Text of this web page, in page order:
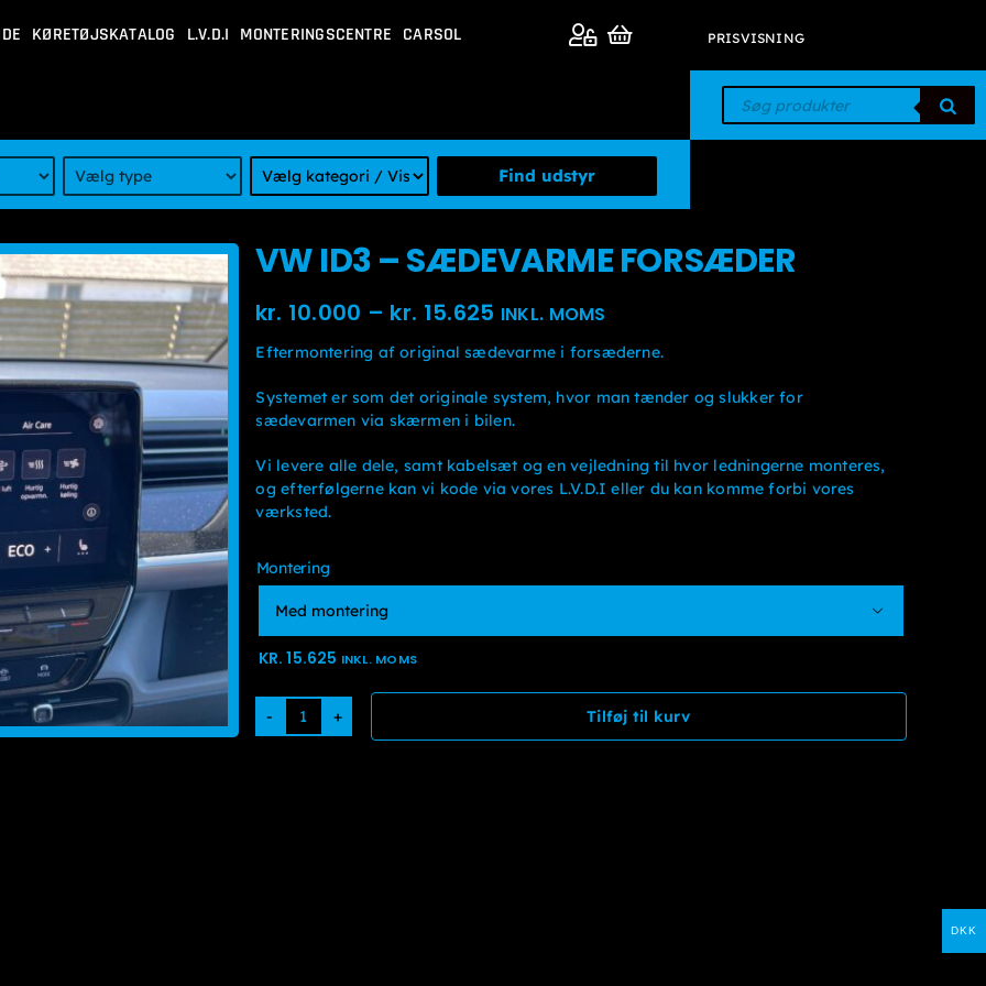
KØRETØJSKATALOG L.V.D.I MONTERINGSCENTRE CARSOL PRISVISNING
Products
search
VW ID3 – SÆDEVARME FORSÆDER
kr. 10.000 – kr. 15.625 Prisinterval:
kr. 10.000kr. 8.000
kr. 15.625kr. 12.500
INKL. MOMS
Eftermontering af original sædevarme i forsæderne.
Systemet er som det originale system, hvor man tænder og slukker for
sædevarmen via skærmen i bilen.
Vi levere alle dele, samt kabelsæt og en vejledning til hvor ledningerne monteres,
og efterfølgerne kan vi kode via vores L.V.D.I eller du kan komme forbi vores
værksted.
Montering

KR. 15.625 INKL. MOMS
VW
Tilføj til kurv
DKK